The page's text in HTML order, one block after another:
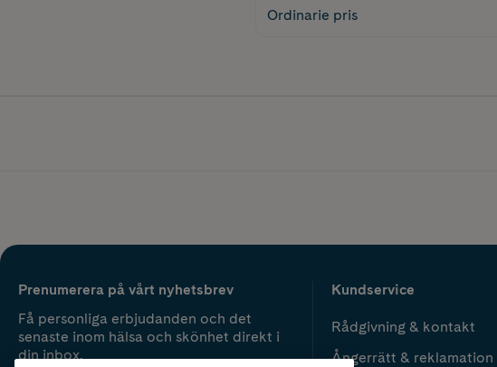
Ordinarie pris
Prenumerera på vårt nyhetsbrev
Få personliga erbjudanden och det
senaste inom hälsa och skönhet direkt i
din inbox.
Kundservice
Rådgivning & kontakt
Ångerrätt & reklamation